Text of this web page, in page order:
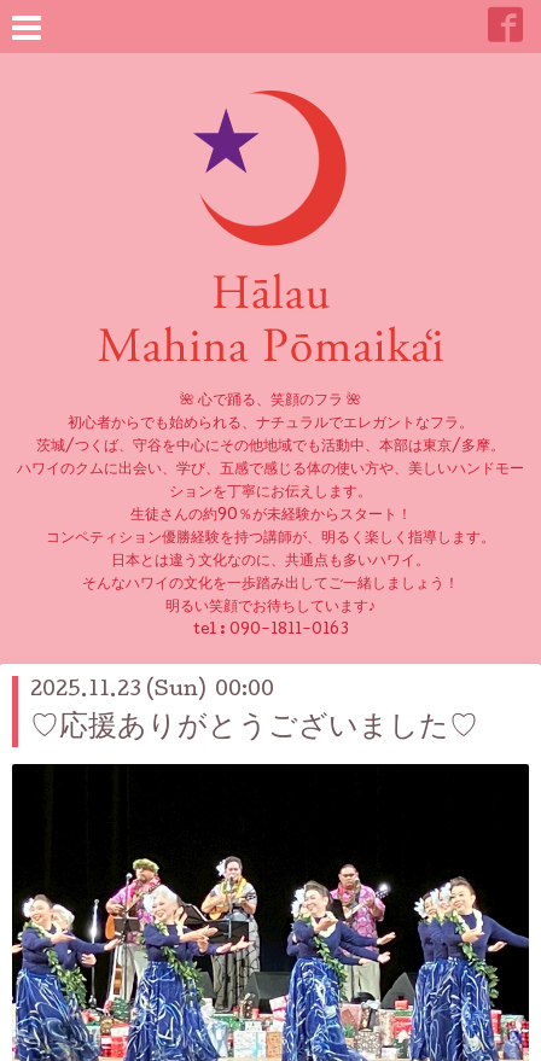
🌺 心で踊る、笑顔のフラ 🌺
初心者からでも始められる、ナチュラルでエレガントなフラ。
茨城/つくば、守谷を中心にその他地域でも活動中、本部は東京/多摩。
ハワイのクムに出会い、学び、五感で感じる体の使い方や、美しいハンドモー
ションを丁寧にお伝えします。
生徒さんの約90％が未経験からスタート！
コンペティション優勝経験を持つ講師が、明るく楽しく指導します。
日本とは違う文化なのに、共通点も多いハワイ。
そんなハワイの文化を一歩踏み出してご一緒しましょう！
明るい笑顔でお待ちしています♪
tel : 090-1811-0163
2025.11.23 (Sun) 00:00
♡応援ありがとうございました♡